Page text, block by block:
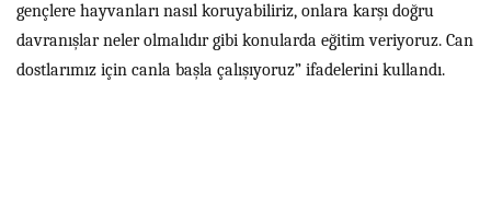
gençlere hayvanları nasıl koruyabiliriz, onlara karşı doğru
davranışlar neler olmalıdır gibi konularda eğitim veriyoruz. Can
dostlarımız için canla başla çalışıyoruz” ifadelerini kullandı.